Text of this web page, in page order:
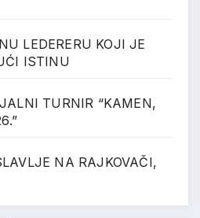
LEDERERU KOJI JE
ISTINU
TURNIR “KAMEN,
NA RAJKOVAČI,